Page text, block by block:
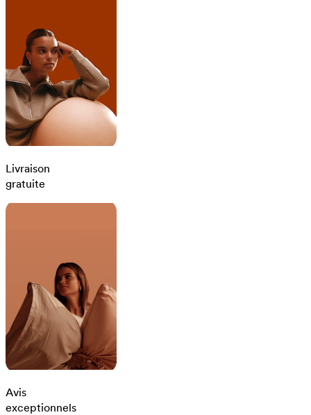
Livraison
gratuite
Avis
exceptionnels